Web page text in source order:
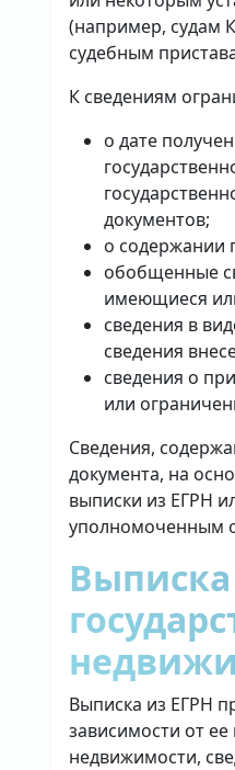
(например, судам
судебным
К сведениям
о дате
документов;
о содержании
обобщенные
имеющиеся
сведения в
сведения
сведения о
или
Сведения,
документа, на
выписки из ЕГРН
уполномоченным
Выписка из ЕГРН
зависимости от
недвижимости,